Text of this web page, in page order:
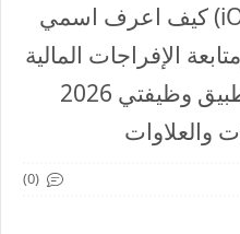
(وظيفتي Android أو iOS) كيف اعرف اسمي
الإفراجات المالية
..طريقة التسجيل في تطبيق وظيفتي 2026
والعلاوات
(0)